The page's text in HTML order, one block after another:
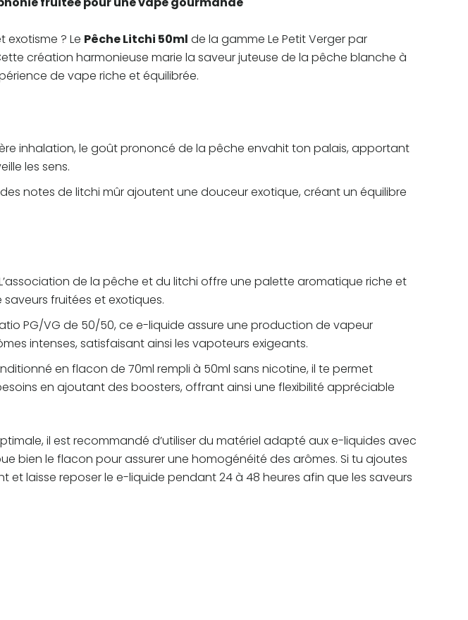
exotisme ? Le Pêche Litchi 50ml de la gamme Le Petit Verger par
création harmonieuse marie la saveur juteuse de la pêche blanche à
de vape riche et équilibrée.
inhalation, le goût prononcé de la pêche envahit ton palais, apportant
les sens.
des notes de litchi mûr ajoutent une douceur exotique, créant un équilibre
de la pêche et du litchi offre une palette aromatique riche et
fruitées et exotiques.
PG/VG de 50/50, ce e-liquide assure une production de vapeur
intenses, satisfaisant ainsi les vapoteurs exigeants.
en flacon de 70ml rempli à 50ml sans nicotine, il te permet
en ajoutant des boosters, offrant ainsi une flexibilité appréciable
il est recommandé d’utiliser du matériel adapté aux e-liquides avec
bien le flacon pour assurer une homogénéité des arômes. Si tu ajoutes
laisse reposer le e-liquide pendant 24 à 48 heures afin que les saveurs